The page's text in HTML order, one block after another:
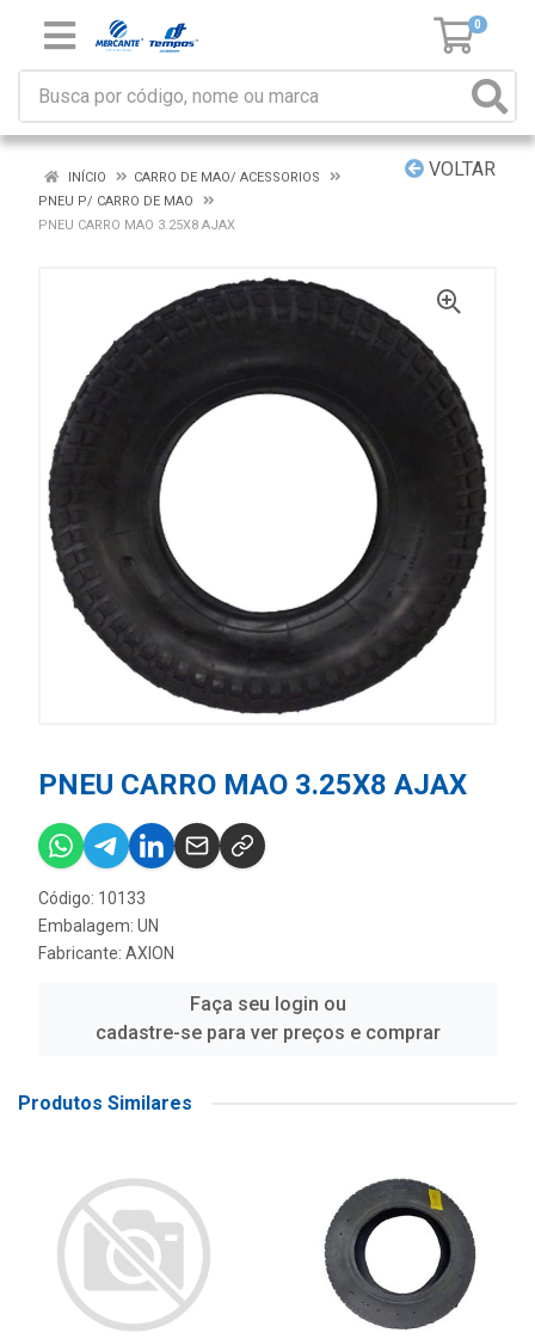
0
VOLTAR
INÍCIO
CARRO DE MAO/ ACESSORIOS
PNEU P/ CARRO DE MAO
PNEU CARRO MAO 3.25X8 AJAX
PNEU CARRO MAO 3.25X8 AJAX
Código: 10133
Embalagem: UN
Fabricante: AXION
Faça seu login ou
cadastre-se para ver preços e comprar
Produtos Similares